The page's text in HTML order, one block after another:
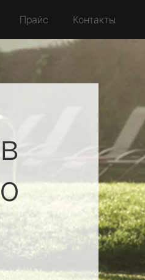
Прайс Контакты